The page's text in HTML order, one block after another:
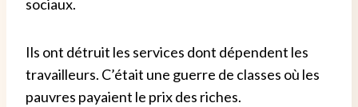
sociaux.
Ils ont détruit les services dont dépendent les
travailleurs. C’était une guerre de classes où les
pauvres payaient le prix des riches.